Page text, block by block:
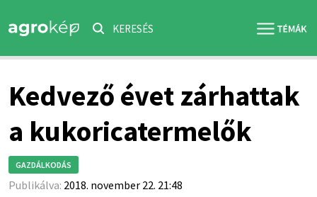
KERESÉS
Kedvező évet zárhattak
a kukoricatermelők
GAZDÁLKODÁS
Publikálva: 2018. november 22. 21:48